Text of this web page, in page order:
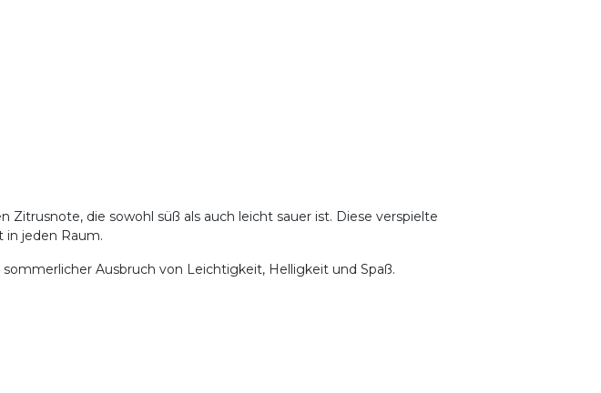
die sowohl süß als auch leicht sauer ist. Diese verspielte
jeden Raum.
Ausbruch von Leichtigkeit, Helligkeit und Spaß.